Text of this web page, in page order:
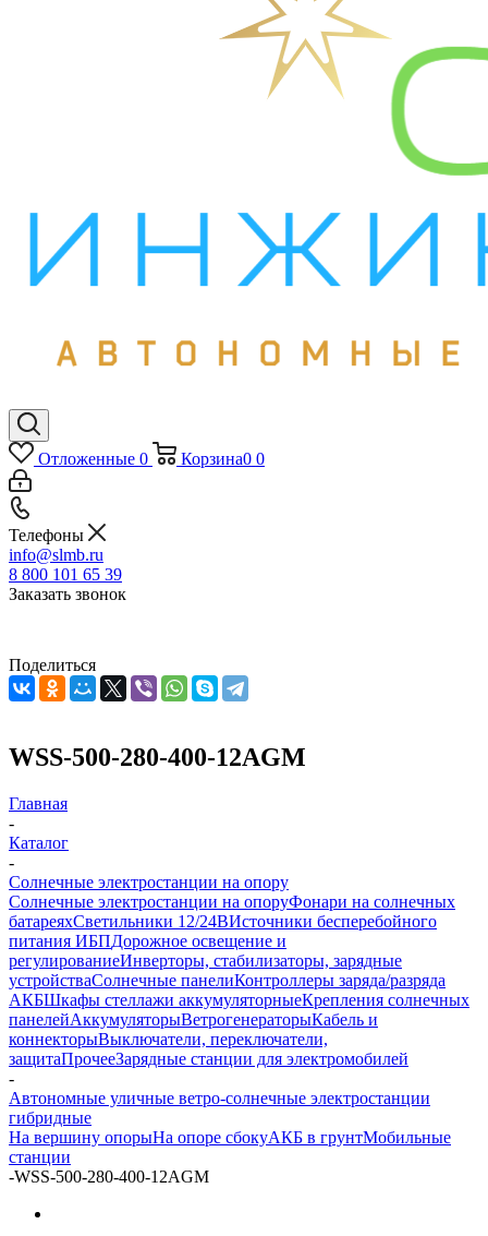
Отложенные 0 Корзина0 0
Телефоны
info@slmb.ru
8 800 101 65 39
Заказать звонок
Поделиться
WSS-500-280-400-12AGM
Главная
-
Каталог
-
Солнечные электростанции на опору
Солнечные электростанции на опоруФонари на солнечных
батареяхСветильники 12/24ВИсточники бесперебойного
питания ИБПДорожное освещение и
регулированиеИнверторы, стабилизаторы, зарядные
устройстваСолнечные панелиКонтроллеры заряда/разряда
АКБШкафы стеллажи аккумуляторныеКрепления солнечных
панелейАккумуляторыВетрогенераторыКабель и
коннекторыВыключатели, переключатели,
защитаПрочееЗарядные станции для электромобилей
-
Автономные уличные ветро-солнечные электростанции
гибридные
На вершину опорыНа опоре сбокуАКБ в грунтМобильные
станции
-WSS-500-280-400-12AGM